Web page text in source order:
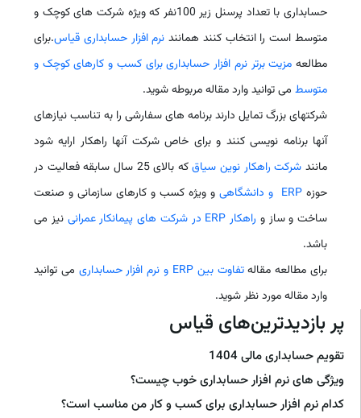
حسابداری با تعداد پرسنل زیر 100نفر که ویژه شرکت های کوچک و
متوسط است را انتخاب کنند همانند نرم افزار حسابداری قیاس.برای
مطالعه مزیت برتر نرم افزار حسابداری برای کسب و کارهای کوچک و
متوسط می توانید وارد مقاله مربوطه شوید.
شرکتهای بزرگ تمایل دارند برنامه های سفارشی را به تناسب نیازهای
آنها برنامه نویسی کنند و برای خاص شرکت آنها راهکار ارایه شود
مانند شرکت راهکار نوین سیاق
که بالای 25 سال سابقه فعالیت در
حوزه ERP و دانشگاهی
و ویژه کسب و کارهای سازمانی و صنعت
ساخت و ساز و راهکار ERP در شرکت های پیمانکار عمرانی
نیز می
باشد.
برای مطالعه مقالهتفاوت بین ERP و نرم افزار حسابداری
می توانید
وارد مقاله مورد نظر شوید.
پر بازدیدترین‌های قیاس
تقویم حسابداری مالی 1404
ویژگی های نرم افزار حسابداری خوب چیست؟
کدام نرم افزار حسابداری برای کسب و کار من مناسب است؟